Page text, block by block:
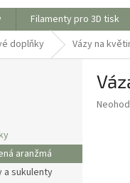
Filamenty pro 3D tisk
doplňky Vázy na
aranžmá
a sukulenty